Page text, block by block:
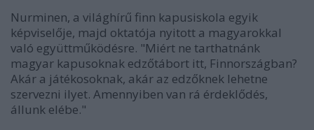
Nurminen, a világhírű finn kapusiskola egyik
képviselője, majd oktatója nyitott a magyarokkal
való együttműködésre. "Miért ne tarthatnánk
magyar kapusoknak edzőtábort itt, Finnországban?
Akár a játékosoknak, akár az edzőknek lehetne
szervezni ilyet. Amennyiben van rá érdeklődés,
állunk elébe."